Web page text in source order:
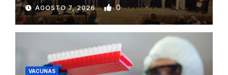
AGOSTO 7, 2026 0
VACUNAS